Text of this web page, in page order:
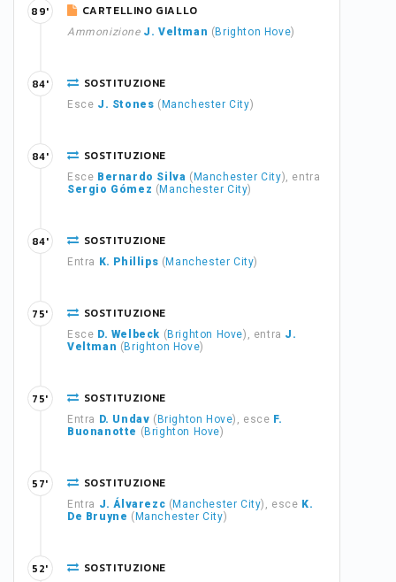
CARTELLINO GIALLO
Ammonizione J. Veltman ( Brighton Hove)
89'
SOSTITUZIONE
Esce J. Stones ( Manchester City)
84'
SOSTITUZIONE
Esce Bernardo Silva ( Manchester City), entra
Sergio Gómez ( Manchester City)
84'
SOSTITUZIONE
Entra K. Phillips ( Manchester City)
84'
SOSTITUZIONE
Esce D. Welbeck ( Brighton Hove), entra J.
Veltman ( Brighton Hove)
75'
SOSTITUZIONE
Entra D. Undav ( Brighton Hove), esce F.
Buonanotte ( Brighton Hove)
75'
SOSTITUZIONE
Entra J. Álvarezc ( Manchester City), esce K.
De Bruyne ( Manchester City)
57'
SOSTITUZIONE
52'